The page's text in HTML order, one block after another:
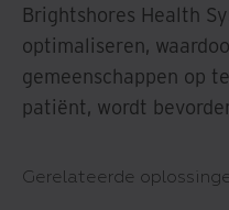
Brightshores Health
optimaliseren,
gemeenschappen op
patiënt, wordt
Gerelateerde